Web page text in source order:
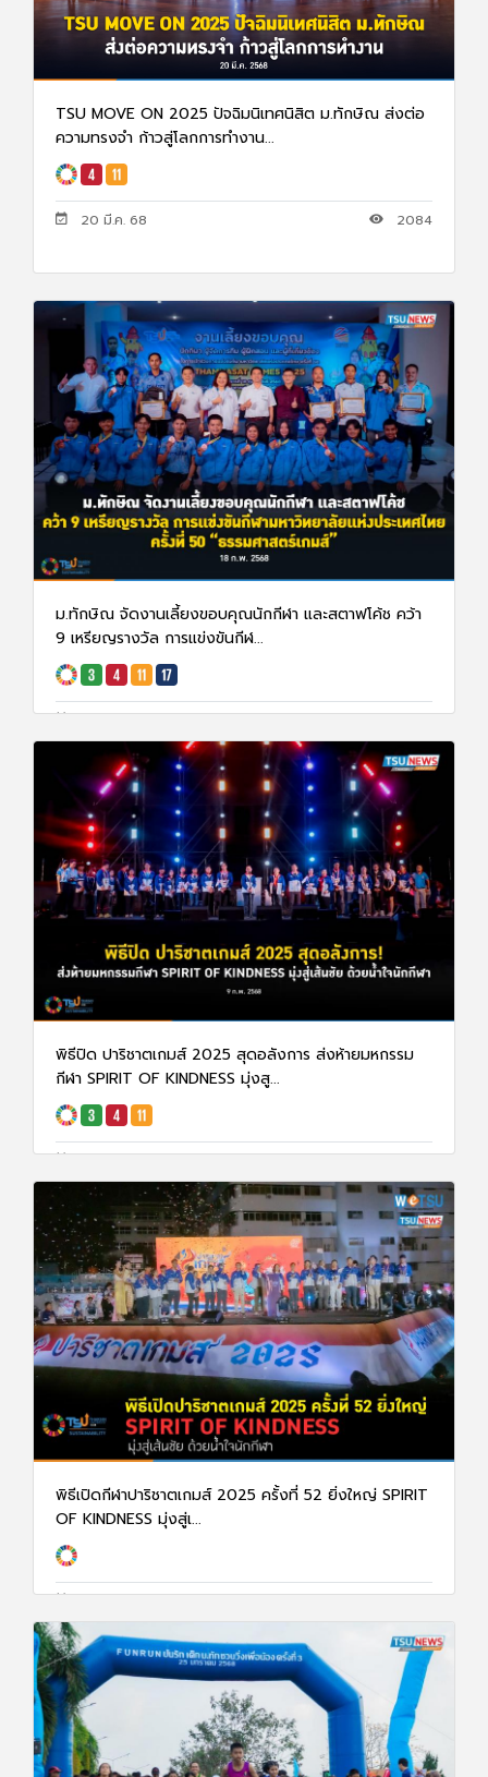
TSU MOVE ON 2025 ปัจฉิมนิเทศนิสิต ม.ทักษิณ ส่งต่อ
ความทรงจำ ก้าวสู่โลกการทำงาน...
20 มี.ค. 68 2084
ม.ทักษิณ จัดงานเลี้ยงขอบคุณนักกีฬา และสตาฟโค้ช คว้า
9 เหรียญรางวัล การแข่งขันกีฬ...
พิธีปิด ปาริชาตเกมส์ 2025 สุดอลังการ ส่งห้ายมหกรรม
กีฬา SPIRIT OF KINDNESS มุ่งสู...
พิธีเปิดกีฬาปาริชาตเกมส์ 2025 ครั้งที่ 52 ยิ่งใหญ่ SPIRIT
OF KINDNESS มุ่งสู่เ...